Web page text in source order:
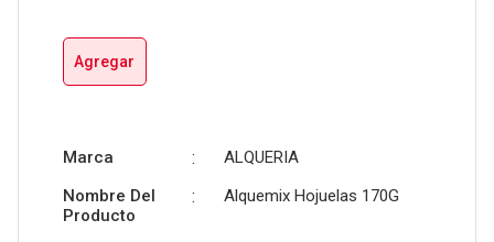
Agregar
Marca :
ALQUERIA
Nombre Del
Producto
: Alquemix Hojuelas 170G